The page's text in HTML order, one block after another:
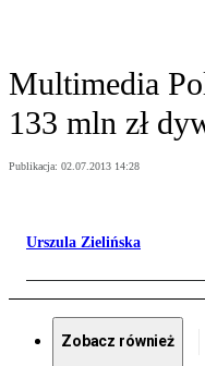
Multimedia
133 mln zł
Publikacja: 02.07.2013 14:28
Urszula Zielińska
Zobacz również